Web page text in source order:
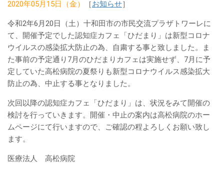
ュ
和
田
市
メ
イ
ン
コ
ン
テ
ン
ツ
2020年05月15日（金） ［お知らせ］
令和2年6月20日（土）十和田市の市民交流プラザトワーレに
て、開催予定でした認知症カフェ「ひだまり」は新型コロナ
ウイルスの感染拡大防止の為、自粛する事と致しました。ま
た事前の予定通り7月のひだまりカフェは実施せず、7月に予
定していた高松病院の夏祭りも新型コロナウイルス感染拡大
防止の為、中止する事となりました。
次回以降の認知症カフェ「ひだまり」は、状況をみて開催の
検討を行っていきます。開催・中止の案内は高松病院のホー
ムページにて行いますので、ご確認の程よろしくお願い致し
ます。
医療法人 高松病院